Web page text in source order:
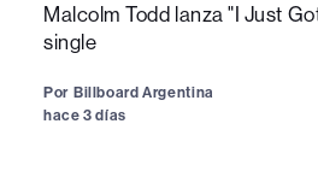
Malcolm Todd lanza "I Just
single
Por Billboard Argentina
hace 3 días